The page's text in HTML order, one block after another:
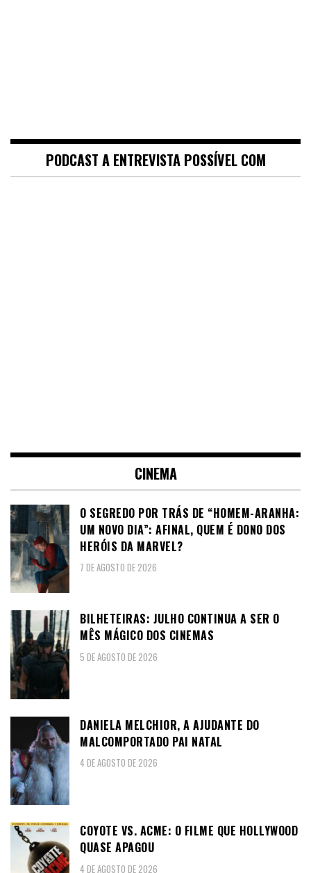
PODCAST A ENTREVISTA POSSÍVEL COM
CINEMA
O SEGREDO POR TRÁS DE “HOMEM-ARANHA:
UM NOVO DIA”: AFINAL, QUEM É DONO DOS
HERÓIS DA MARVEL?
7 DE AGOSTO DE 2026
BILHETEIRAS: JULHO CONTINUA A SER O
MÊS MÁGICO DOS CINEMAS
5 DE AGOSTO DE 2026
DANIELA MELCHIOR, A AJUDANTE DO
MALCOMPORTADO PAI NATAL
4 DE AGOSTO DE 2026
COYOTE VS. ACME: O FILME QUE HOLLYWOOD
QUASE APAGOU
4 DE AGOSTO DE 2026